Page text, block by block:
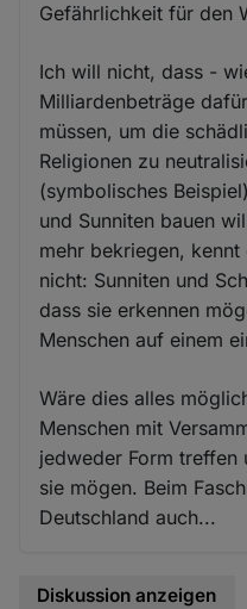
Gefährlichkeit für den
Ich will nicht, dass -
Milliardenbeträge
müssen, um die
Religionen zu
(symbolisches
und Sunniten bauen
mehr bekriegen,
nicht: Sunniten und
dass sie erkennen
Menschen auf einem
Wäre dies alles
Menschen mit
jedweder Form treffen
sie mögen. Beim
Deutschland auch...
Diskussion anzeigen